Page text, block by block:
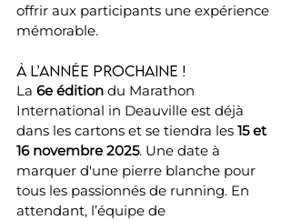
offrir aux participants une expérience
mémorable.
À l’année prochaine !
La 6e édition du Marathon
International in Deauville est déjà
dans les cartons et se tiendra les 15 et
16 novembre 2025. Une date à
marquer d'une pierre blanche pour
tous les passionnés de running. En
attendant, l’équipe de